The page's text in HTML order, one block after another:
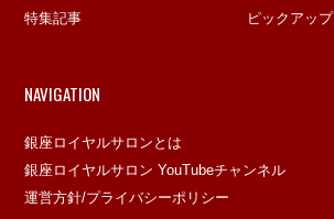
特集記事
ピックアップ
NAVIGATION
銀座ロイヤルサロンとは
銀座ロイヤルサロン YouTubeチャンネル
運営方針/プライバシーポリシー